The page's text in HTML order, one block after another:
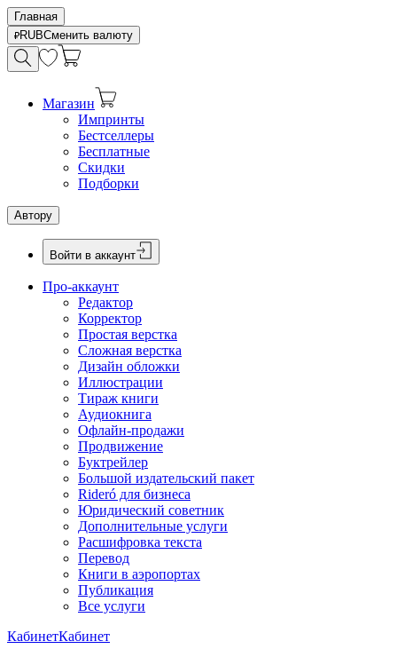
Главная
RUBСменить валюту
Магазин
Импринты
Бестселлеры
Бесплатные
Скидки
Подборки
Автору
Войти в аккаунт
Про-аккаунт
Редактор
Корректор
Простая верстка
Сложная верстка
Дизайн обложки
Иллюстрации
Тираж книги
Аудиокнига
Офлайн-продажи
Продвижение
Буктрейлер
Большой издательский пакет
Rideró для бизнеса
Юридический советник
Дополнительные услуги
Расшифровка текста
Перевод
Книги в аэропортах
Публикация
Все услуги
КабинетКабинет